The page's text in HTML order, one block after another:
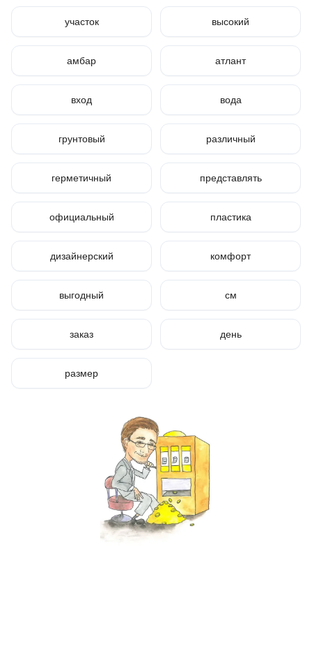
участок высокий
амбар атлант
вход вода
грунтовый различный
герметичный представлять
официальный пластика
дизайнерский комфорт
выгодный см
заказ день
размер